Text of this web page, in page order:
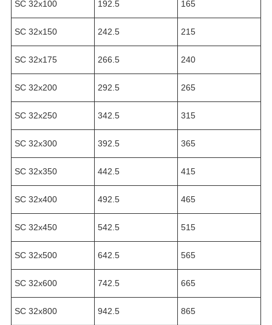
SC 32х100 192.5 165
SC 32х150 242.5 215
SC 32х175 266.5 240
SC 32х200 292.5 265
SC 32х250 342.5 315
SC 32х300 392.5 365
SC 32х350 442.5 415
SC 32х400 492.5 465
SC 32х450 542.5 515
SC 32х500 642.5 565
SC 32х600 742.5 665
SC 32х800 942.5 865